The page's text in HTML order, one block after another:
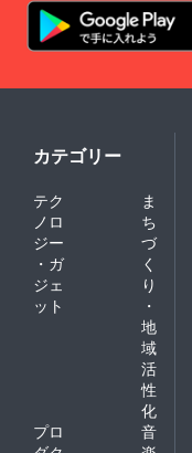
カテゴリー
テク
ノロ
ジー
・ガ
ジェ
ット
ま
ち
づ
く
り
・
地
域
活
性
化
プロ
音